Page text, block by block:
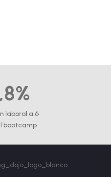
laboral a 6
bootcamp